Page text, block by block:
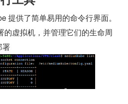
提供了简单易用的命令行界面。
的虚拟机，并管理它们的生命周
署